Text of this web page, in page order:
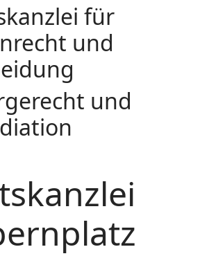
für
und
und